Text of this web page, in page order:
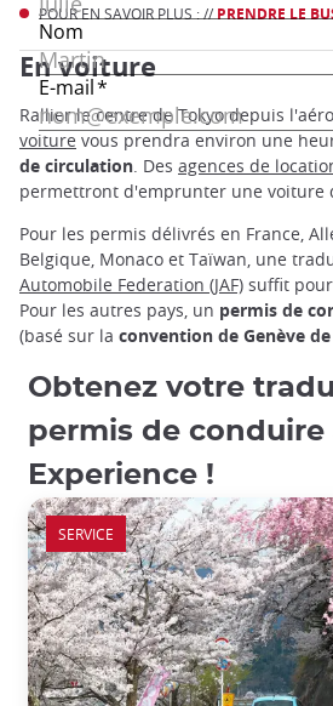
POUR EN SAVOIR PLUS : //PRENDRE LE
En voiture
Rallier le centre de Tokyo depuis
voiture vous prendra environ une
de circulation. Des agences de
permettront d'emprunter une voiture
Pour les permis délivrés en France,
Belgique, Monaco et Taïwan, une
Automobile Federation (JAF) suffit
Pour les autres pays, un permis de
(basé sur la convention de Genève de
Obtenez votre
permis de conduire
Experience !
SERVICE